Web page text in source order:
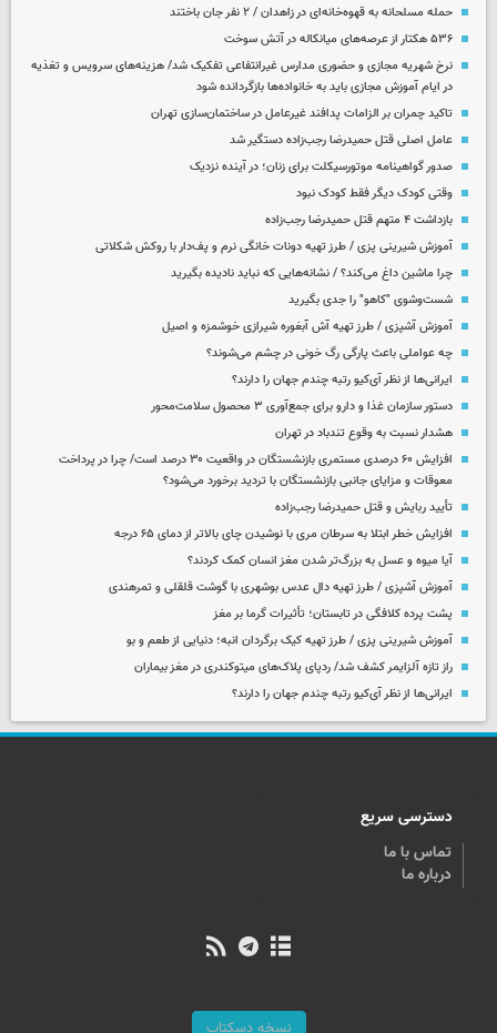
حمله مسلحانه به قهوه‌خانه‌ای در زاهدان / ۲ نفر جان باختند
۵۳۶ هکتار از عرصه‌های میانکاله در آتش سوخت
نرخ شهریه مجازی و حضوری مدارس غیرانتفاعی تفکیک شد/ هزینه‌های سرویس و تغذیه
در ایام آموزش مجازی باید به خانواده‌ها بازگردانده شود
تاکید چمران بر الزامات پدافند غیرعامل در ساختمان‌سازی تهران
عامل اصلی قتل حمیدرضا رجب‌زاده دستگیر شد
صدور گواهینامه موتورسیکلت برای زنان؛ در آینده نزدیک
وقتی کودک دیگر فقط کودک نبود
بازداشت ۴ متهم قتل حمیدرضا رجب‌زاده
آموزش شیرینی پزی / طرز تهیه دونات خانگی نرم و پف‌دار با روکش شکلاتی
چرا ماشین داغ می‌کند؟ / نشانه‌هایی که نباید نادیده بگیرید
شست‌وشوی "کاهو" را جدی بگیرید
آموزش آشپزی / طرز تهیه آش آبغوره شیرازی خوشمزه و اصیل
چه عواملی باعث پارگی رگ خونی در چشم می‌شوند؟
ایرانی‌ها از نظر آی‌کیو رتبه چندم جهان را دارند؟
دستور سازمان غذا و دارو برای جمع‌آوری ۳ محصول سلامت‌محور
هشدار نسبت به وقوع تندباد در تهران
افزایش ۶۰ درصدی مستمری‌ بازنشستگان در واقعیت ۳۰ درصد است/ چرا در پرداخت
معوقات و مزایای جانبی بازنشستگان با تردید برخورد می‌شود؟
تأیید ربایش و قتل حمیدرضا رجب‌زاده
افزایش خطر ابتلا به سرطان مری با نوشیدن چای بالاتر از دمای ۶۵ درجه
آیا میوه و عسل به بزرگ‌تر شدن مغز انسان کمک کردند؟
آموزش آشپزی / طرز تهیه دال عدس بوشهری با گوشت قلقلی و تمرهندی
پشت پرده کلافگی در تابستان؛ تأثیرات گرما بر مغز
آموزش شیرینی پزی / طرز تهیه کیک برگردان انبه؛ دنیایی از طعم و بو
راز تازه آلزایمر کشف شد/ ردپای پلاک‌های میتوکندری در مغز بیماران
ایرانی‌ها از نظر آی‌کیو رتبه چندم جهان را دارند؟
دسترسی سریع
تماس با ما
درباره ما
نسخه دسکتاپ